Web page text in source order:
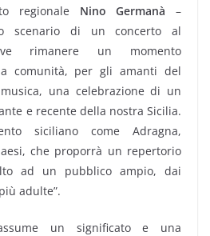
regionale Nino Germanà –
scenario di un concerto al
rimanere un momento
comunità, per gli amanti del
una celebrazione di un
e recente della nostra Sicilia.
siciliano come Adragna,
che proporrà un repertorio
ad un pubblico ampio, dai
adulte”.
un significato e una